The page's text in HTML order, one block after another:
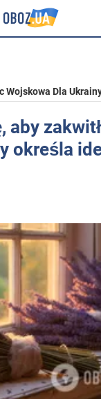
Wojskowa Dla
aby
określa